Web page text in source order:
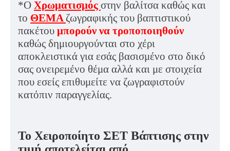
*Ο Χρωματισμός στην βαλίτσα καθώς και
το ΘΕΜΑ ζωγραφικής του βαπτιστικού
πακέτου μπορούν να τροποποιηθούν
καθώς δημιουργούνται στο χέρι
αποκλειστικά για εσάς βασισμένο στο δικό
σας ονειρεμένο θέμα αλλά και με στοιχεία
που εσείς επιθυμείτε να ζωγραφιστούν
κατόπιν παραγγελίας.
Το Χειροποίητο ΣΕΤ Βάπτισης στην